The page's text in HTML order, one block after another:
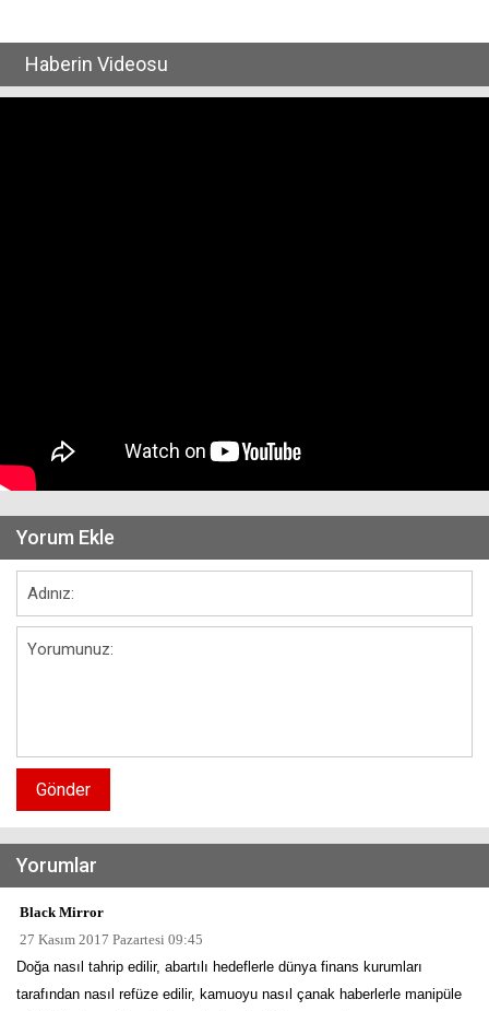
Haberin Videosu
Yorum Ekle
Gönder
Yorumlar
Black Mirror
27 Kasım 2017 Pazartesi 09:45
Doğa nasıl tahrip edilir, abartılı hedeflerle dünya finans kurumları
tarafından nasıl refüze edilir, kamuoyu nasıl çanak haberlerle manipüle